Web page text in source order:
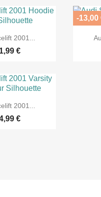
2001...
€
-13,00
2001...
€